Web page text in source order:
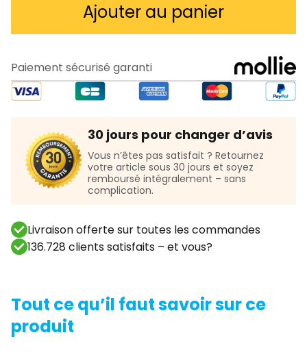
Ajouter au panier
Paiement sécurisé garanti
30 jours pour changer d’avis
Vous n’êtes pas satisfait ? Retournez
votre article sous 30 jours et soyez
remboursé intégralement – sans
complication.
Livraison offerte sur toutes les commandes
136.728 clients satisfaits – et vous?
Tout ce qu’il faut savoir sur ce
produit